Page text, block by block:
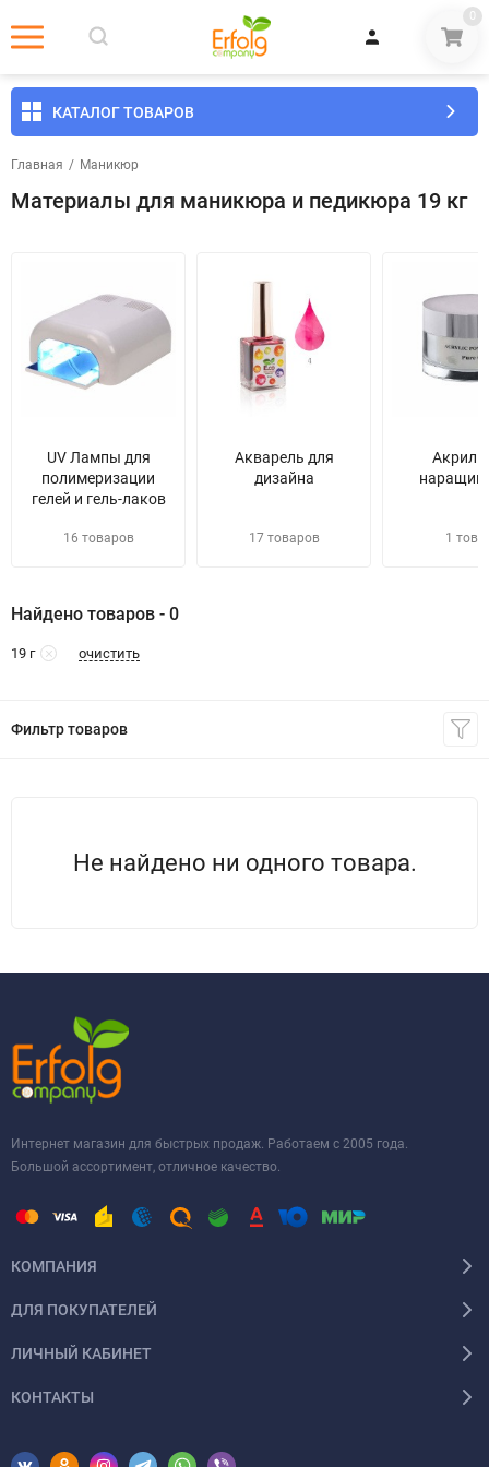
0
КАТАЛОГ ТОВАРОВ
Главная / Маникюр
Материалы для маникюра и педикюра 19 кг
UV Лампы для
полимеризации
гелей и гель-лаков
16 товаров
Акварель для
дизайна
17 товаров
Акрил
1
Найдено товаров - 0
19 г очистить
Фильтр товаров
Не найдено ни одного товара.
Интернет магазин для быстрых продаж. Работаем с 2005 года.
Большой ассортимент, отличное качество.
КОМПАНИЯ
ДЛЯ ПОКУПАТЕЛЕЙ
ЛИЧНЫЙ КАБИНЕТ
КОНТАКТЫ